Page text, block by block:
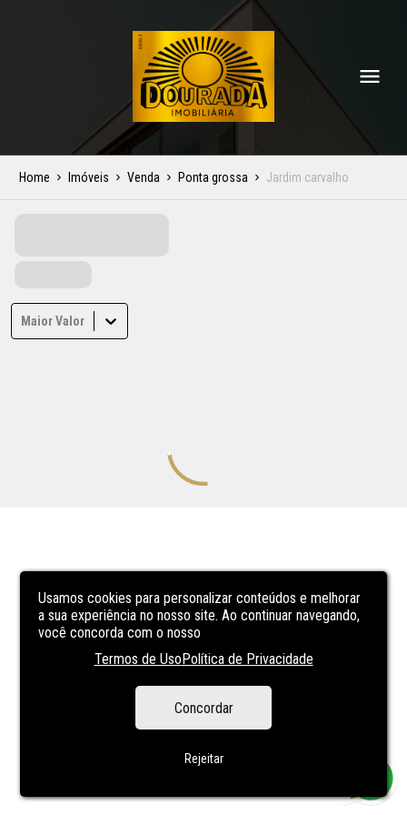
Usamos cookies para personalizar conteúdos e melhorar
a sua experiência no nosso site. Ao continuar navegando,
você concorda com o nosso
Termos de UsoPolítica de Privacidade
Concordar
Rejeitar
Home Imóveis Venda Ponta grossa Jardim carvalho
Maior Valor